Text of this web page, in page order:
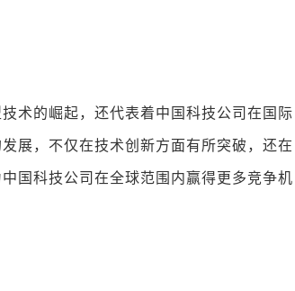
术的崛起，还代表着中国科技公司在国际
展，不仅在技术创新方面有所突破，还在
国科技公司在全球范围内赢得更多竞争机